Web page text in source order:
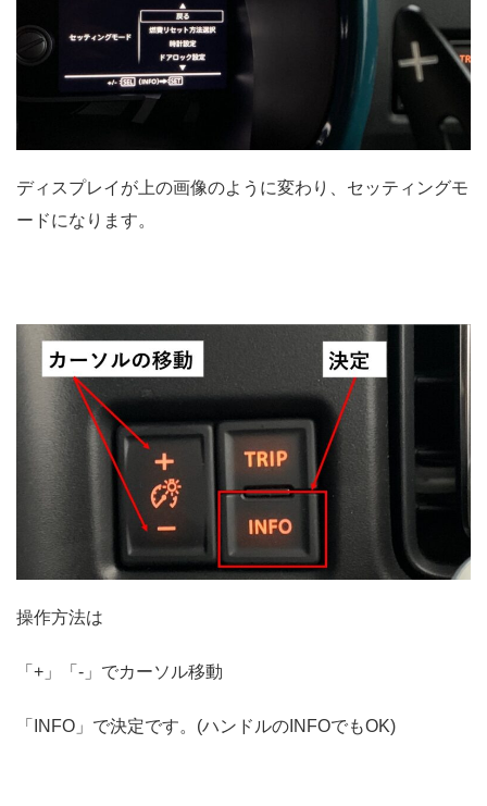
ディスプレイが上の画像のように変わり、セッティングモ
ードになります。
操作方法は
「+」「-」でカーソル移動
「INFO」で決定です。(ハンドルのINFOでもOK)